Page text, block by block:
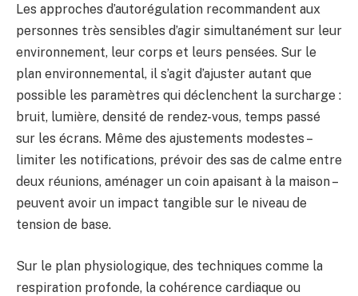
Les approches d’autorégulation recommandent aux
personnes très sensibles d’agir simultanément sur leur
environnement, leur corps et leurs pensées. Sur le
plan environnemental, il s’agit d’ajuster autant que
possible les paramètres qui déclenchent la surcharge :
bruit, lumière, densité de rendez-vous, temps passé
sur les écrans. Même des ajustements modestes –
limiter les notifications, prévoir des sas de calme entre
deux réunions, aménager un coin apaisant à la maison –
peuvent avoir un impact tangible sur le niveau de
tension de base.
Sur le plan physiologique, des techniques comme la
respiration profonde, la cohérence cardiaque ou